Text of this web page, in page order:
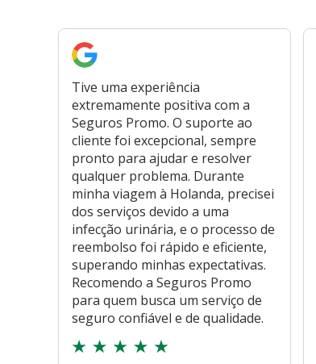
Tive uma experiência
extremamente positiva com a
Seguros Promo. O suporte ao
cliente foi excepcional, sempre
pronto para ajudar e resolver
qualquer problema. Durante
minha viagem à Holanda, precisei
dos serviços devido a uma
infecção urinária, e o processo de
reembolso foi rápido e eficiente,
superando minhas expectativas.
Recomendo a Seguros Promo
para quem busca um serviço de
seguro confiável e de qualidade.